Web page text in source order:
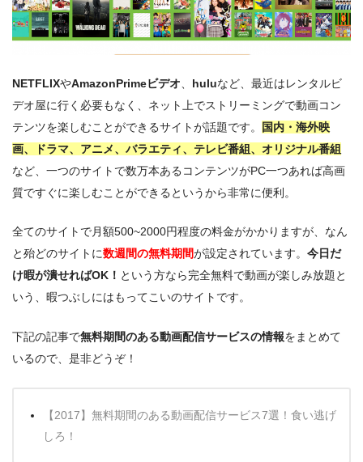
NETFLIXやAmazonPrimeビデオ huluなど、最近はレンタルビ
デオ屋に行く必要もなく、ネット上でストリーミングで動画コン
テンツを楽しむことができるサイトが話題です。
国内・海外映
画、ドラマ、アニメ、バラエティ、テレビ番組、オリジナル番組
など、一つのサイトで数万本あるコンテンツがPC一つあれば高画
質ですぐに楽しむことができるというから非常に便利。
全てのサイトで月額500~2000円程度の料金がかかりますが、なん
と殆どのサイトに数週間の無料期間が設定されています。 今日だ
け暇が潰せればOK！ という方なら完全無料で動画が楽しみ放題と
いう、暇つぶしにはもってこいのサイトです。
下記の記事で無料期間のある動画配信サービスの情報をまとめて
いるので、是非どうぞ！
【2017】無料期間のある動画配信サービス7選！食い逃げ
しろ！